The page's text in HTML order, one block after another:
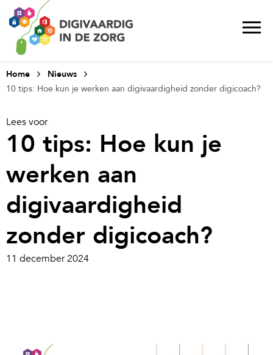
Home
Nieuws
10 tips: Hoe kun je werken aan digivaardigheid zonder digicoach?
Lees voor
10 tips: Hoe kun je
werken aan
digivaardigheid
zonder digicoach?
11 december 2024